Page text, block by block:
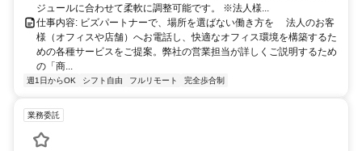
ジュールに合わせて柔軟に調整可能です。 ※法人様...
仕事内容: ビズパートナーで、場所を選ばない働き方を 法人のお客
様（オフィスや店舗）へお電話し、快適なオフィス環境を構築するた
めの各種サービスをご提案。弊社の営業担当が詳しくご説明するため
の「商...
週1日からOK シフト自由 フルリモート 完全歩合制
業務委託